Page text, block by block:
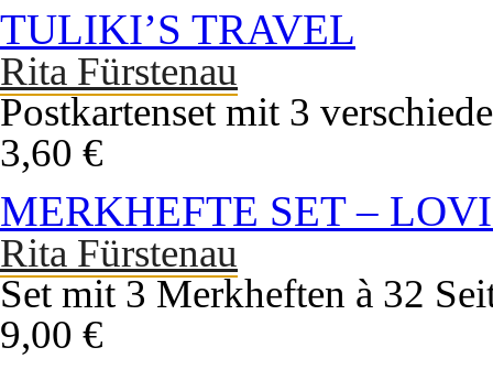
TULIKI’S TRAVEL
Rita Fürstenau
Postkartenset mit 3
3,60 €
MERKHEFTE SET –
Rita Fürstenau
Set mit 3 Merkheften à 32
9,00 €